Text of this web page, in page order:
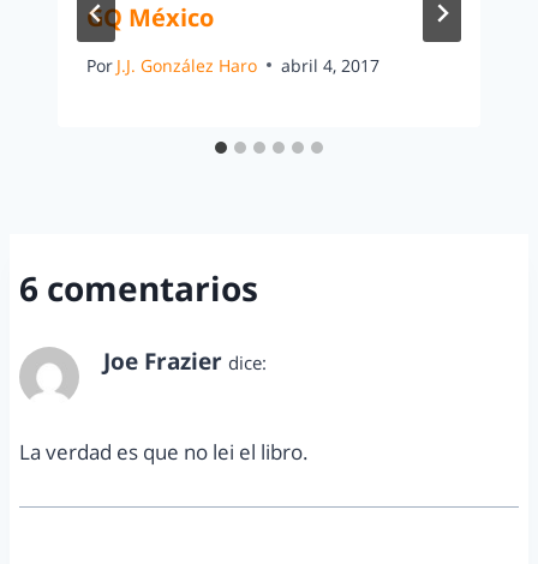
GQ México
Por J.J. González Haro abril 4, 2017
6 comentarios
Joe Frazier dice:
La verdad es que no lei el libro.